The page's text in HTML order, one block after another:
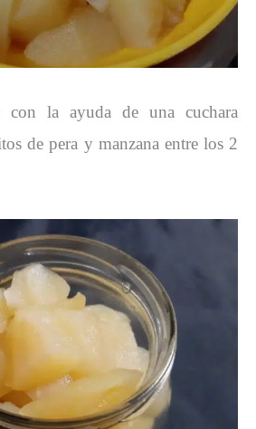
con la ayuda de una cuchara
de pera y manzana entre los 2